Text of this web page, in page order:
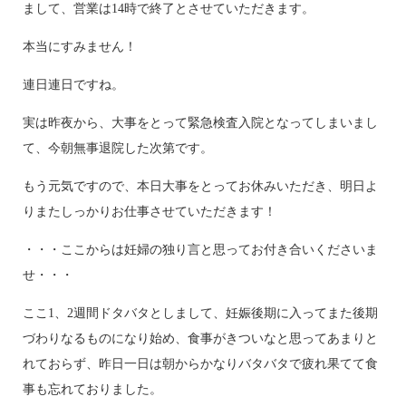
まして、営業は14時で終了とさせていただきます。
本当にすみません！
連日連日ですね。
実は昨夜から、大事をとって緊急検査入院となってしまいまし
て、今朝無事退院した次第です。
もう元気ですので、本日大事をとってお休みいただき、明日よ
りまたしっかりお仕事させていただきます！
・・・ここからは妊婦の独り言と思ってお付き合いくださいま
せ・・・
ここ1、2週間ドタバタとしまして、妊娠後期に入ってまた後期
づわりなるものになり始め、食事がきついなと思ってあまりと
れておらず、昨日一日は朝からかなりバタバタで疲れ果てて食
事も忘れておりました。